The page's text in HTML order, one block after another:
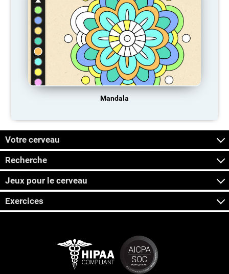
Mandala
Votre cerveau
Recherche
Jeux pour le cerveau
Exercices